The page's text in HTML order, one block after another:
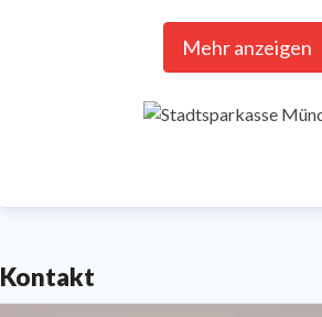
Stadtgebiet. Im vergangenen Jahr
300 gemeinnützige Projekte rund
München. Stand:
Anstalt des öffentlichen
Mehr anzeigen
Kontakt